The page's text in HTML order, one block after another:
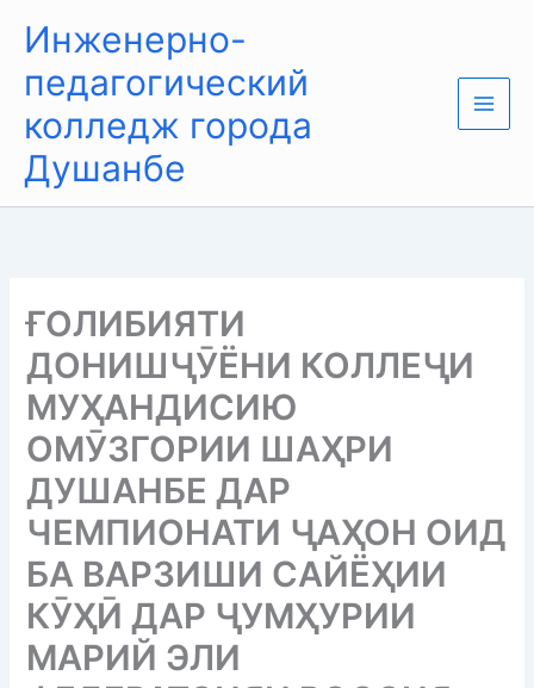
содержимому
Инженерно-
педагогический
колледж города
Душанбе
ҒОЛИБИЯТИ
ДОНИШҶӮЁНИ КОЛЛЕҶИ
МУҲАНДИСИЮ
ОМӮЗГОРИИ ШАҲРИ
ДУШАНБЕ ДАР
ЧЕМПИОНАТИ ҶАҲОН ОИД
БА ВАРЗИШИ САЙЁҲИИ
КӮҲӢ ДАР ҶУМҲУРИИ
МАРИЙ ЭЛИ